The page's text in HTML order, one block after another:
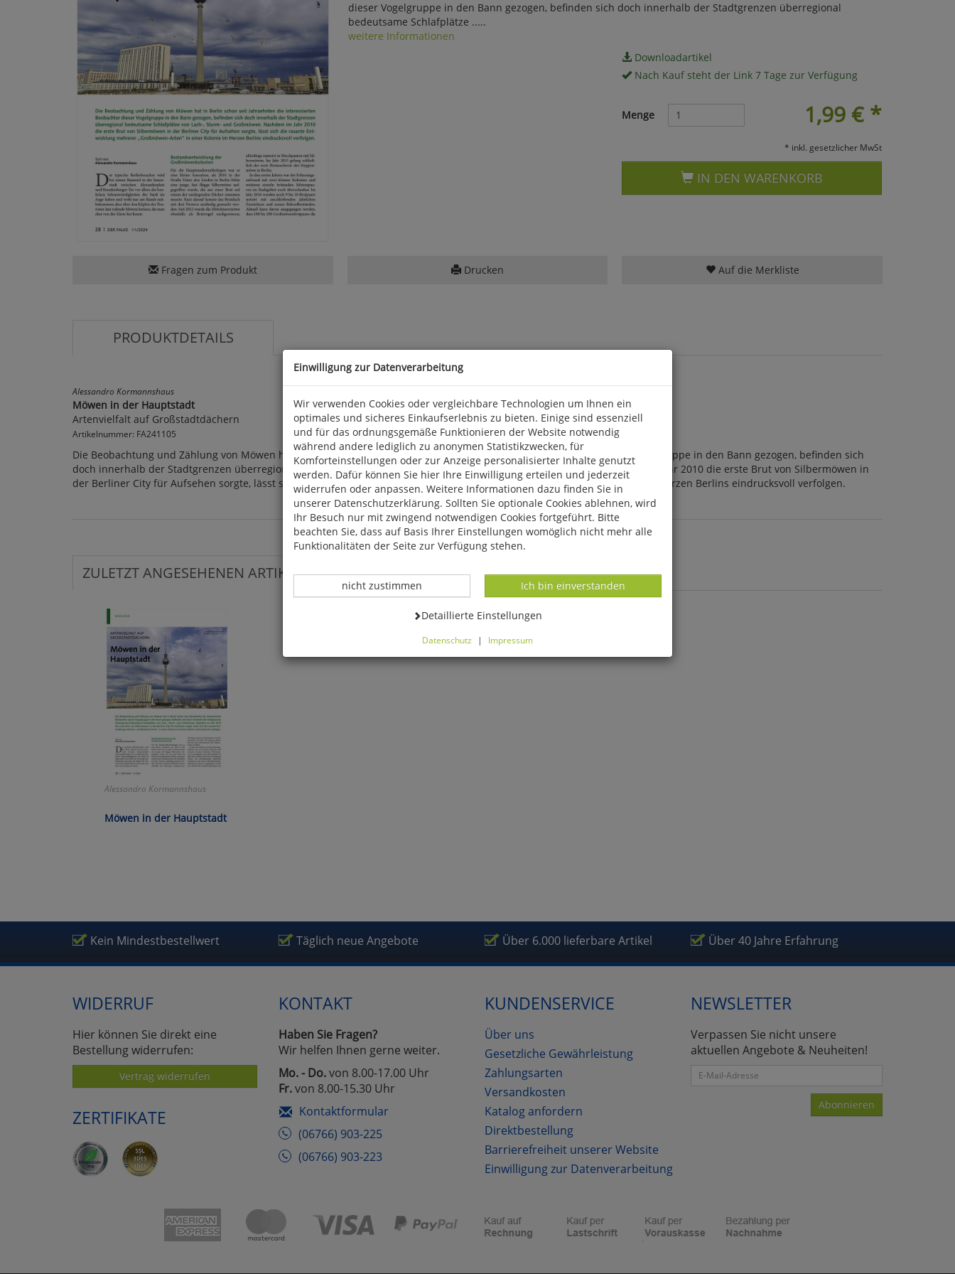
dieser Vogelgruppe in den Bann gezogen, befinden sich doch innerhalb der Stadtgrenzen überregional
bedeutsame Schlafplätze .....
weitere Informationen
Downloadartikel
Nach Kauf steht der Link 7 Tage zur Verfügung
1,99 €*
Menge
* inkl. gesetzlicher MwSt
IN DEN WARENKORB
Fragen zum Produkt Drucken Auf die Merkliste
PRODUKTDETAILS
Alessandro Kormannshaus
Möwen in der Hauptstadt
Artenvielfalt auf Großstadtdächern
Artikelnummer: FA241105
Die Beobachtung und Zählung von Möwen hat in Berlin schon seit Jahrzehnten die interessierten Beobachter dieser Vogelgruppe in den Bann gezogen, befinden sich
doch innerhalb der Stadtgrenzen überregional bedeutsame Schlafplätze von Lach-, Sturm- und Großmöwen. Nachdem im Jahr 2010 die erste Brut von Silbermöwen in
der Berliner City für Aufsehen sorgte, lässt sich die rasante Entwicklung mehrerer "Großmöwen-Arten" in einer Kolonie im Herzen Berlins eindrucksvoll verfolgen.
ZULETZT ANGESEHENEN ARTIKEL:
Alessandro Kormannshaus
Möwen in der Hauptstadt
Kein Mindestbestellwert Täglich neue Angebote Über 6.000 lieferbare Artikel Über 40 Jahre Erfahrung
WIDERRUF
Hier können Sie direkt eine
Bestellung widerrufen:
Vertrag widerrufen
ZERTIFIKATE
KONTAKT
Haben Sie Fragen?
Wir helfen Ihnen gerne weiter.
Mo. - Do.von 8.00-17.00 Uhr
Fr.von 8.00-15.30 Uhr
Kontaktformular
(06766) 903-225
(06766) 903-223
KUNDENSERVICE
Über uns
Gesetzliche Gewährleistung
Zahlungsarten
Versandkosten
Katalog anfordern
Direktbestellung
Barrierefreiheit unserer Website
Einwilligung zur Datenverarbeitung
NEWSLETTER
Verpassen Sie nicht unsere
aktuellen Angebote & Neuheiten!
Abonnieren
Einwilligung zur Datenverarbeitung
Wir verwenden Cookies oder vergleichbare Technologien um Ihnen ein
optimales und sicheres Einkaufserlebnis zu bieten. Einige sind essenziell
und für das ordnungsgemäße Funktionieren der Website notwendig
während andere lediglich zu anonymen Statistikzwecken, für
Komforteinstellungen oder zur Anzeige personalisierter Inhalte genutzt
werden. Dafür können Sie hier Ihre Einwilligung erteilen und jederzeit
widerrufen oder anpassen. Weitere Informationen dazu finden Sie in
unserer Datenschutzerklärung. Sollten Sie optionale Cookies ablehnen, wird
Ihr Besuch nur mit zwingend notwendigen Cookies fortgeführt. Bitte
beachten Sie, dass auf Basis Ihrer Einstellungen womöglich nicht mehr alle
Funktionalitäten der Seite zur Verfügung stehen.
Datenverarbeitung -
Ich bin einverstanden
Datenverarbeitung -
nicht zustimmen
Datenverarbeitung -
Detaillierte Einstellungen
Datenschutz | Impressum
Cookies ablehnen, wird Ihr Besuch nur mit zwingend notwendigen Cookies
Umfragetools
Cookies
Alle Akzeptieren Cookies
Einstellungen speichern
zurückzu Haupptseite Zustimmung Datenverarbeitung (Seitenende)